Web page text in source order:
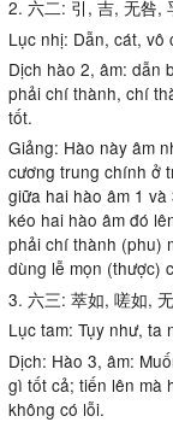
2. 六二: 引, 吉, 无咎,
Lục nhị: Dẫn, cát, vô
Dịch hào 2, âm: dẫn
phải chí thành, chí
tốt.
Giảng: Hào này âm
cương trung chính ở
giữa hai hào âm 1
kéo hai hào âm đó
phải chí thành (phu)
dùng lễ mọn (thược)
3. 六三: 萃如, 嗟如,
Lục tam: Tụy như, ta
Dịch: Hào 3, âm:
gì tốt cả; tiến lên mà
không có lỗi.